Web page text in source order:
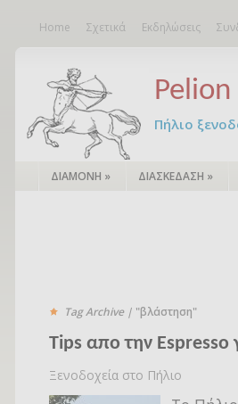
Home Σχετικά Εκδηλώσεις
Πήλιο
ΔΙΑΜΟΝΗ » ΔΙΑΣΚΕΔΑΣΗ »
Tag Archive | "βλάστηση"
Tips απο την Espresso
Ξενοδοχεία στο Πήλιο